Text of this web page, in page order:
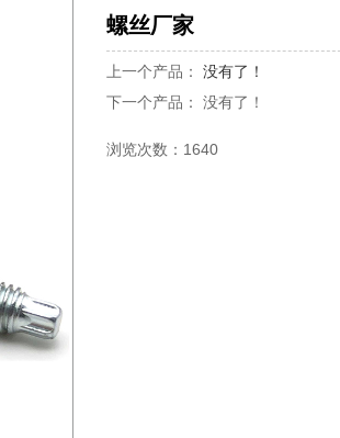
螺丝厂家
上一个产品： 没有了！
下一个产品： 没有了！
浏览次数：1640